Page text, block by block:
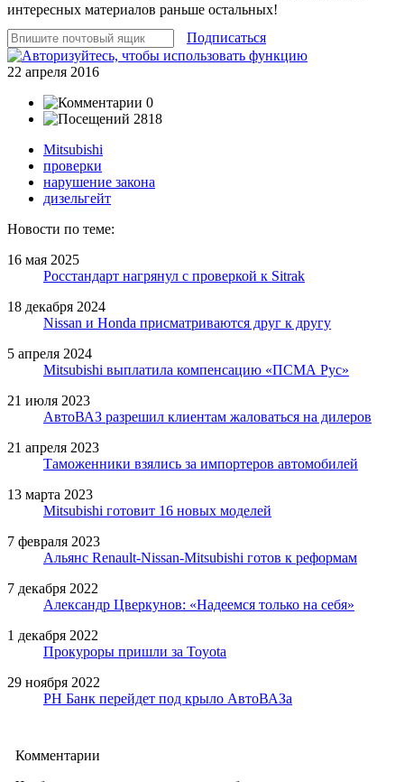
интересных материалов раньше остальных!
Подписаться
22 апреля 2016
0
2818
Mitsubishi
проверки
нарушение закона
дизельгейт
Новости по теме:
16 мая 2025
Росстандарт нагрянул с проверкой к Sitrak
18 декабря 2024
Nissan и Honda присматриваются друг к другу
5 апреля 2024
Mitsubishi выплатила компенсацию «ПСМА Рус»
21 июля 2023
АвтоВАЗ разрешил клиентам жаловаться на дилеров
21 апреля 2023
Таможенники взялись за импортеров автомобилей
13 марта 2023
Mitsubishi готовит 16 новых моделей
7 февраля 2023
Альянс Renault-Nissan-Mitsubishi готов к реформам
7 декабря 2022
Александр Цверкунов: «Надеемся только на себя»
1 декабря 2022
Прокуроры пришли за Toyota
29 ноября 2022
РН Банк перейдет под крыло АвтоВАЗа
Комментарии